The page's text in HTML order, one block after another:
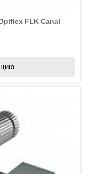
FLK Canal